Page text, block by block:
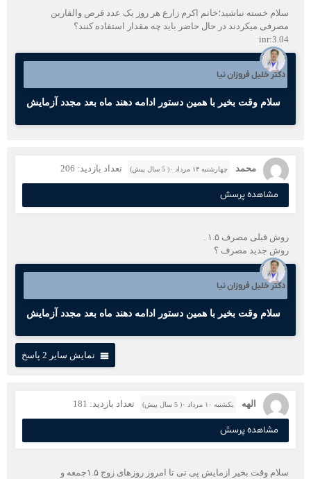
سلام خسته نباشید؛خانم اکرم زارع هر روز یک عدد قرص والفارین
مصرفی میکردند در حال حاضر باید چه مقدار استفاده کنند؟
inr:3.04
دکتر خلیل فروزان نیا
سلام وقت بخیر با همین دستور ادامه دهند ماه بعد مجدد آزمایش
محمد چهارشنبه ۱۳ مرداد ۰( 5 سال پیش) تعداد بازدید: 206
مشاهده پرسش
روش قبلی مصرف ۱.۵ .
روش جدید مصرف ؟
دکتر خلیل فروزان نیا
سلام وقت بخیر با همین دستور ادامه دهند ماه بعد مجدد آزمایش
نمایش سایر 2 پاسخ
الهه یکشنبه ۱۰ مرداد ۰( 5 سال پیش) تعداد بازدید: 181
مشاهده پرسش
سلام وقت بخیر ازمایش پی تی تا امروز روزهای زوج ۱.۵جمعه و